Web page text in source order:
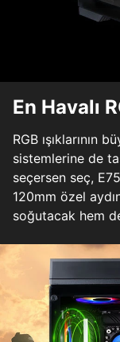
En Havalı
RGB ışıklarının
sistemlerine de
seçersen seç,
120mm özel
soğutacak hem